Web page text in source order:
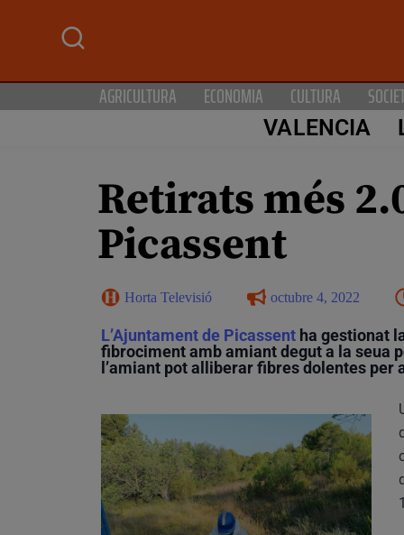
AGRICULTURA ECONOMIA CULTURA
VALENCIA
Retirats més
Picassent
Horta Televisió octubre 4, 2022
L’Ajuntament de Picassent ha gestionat
fibrociment amb amiant degut a la seua
l’amiant pot alliberar fibres dolentes per